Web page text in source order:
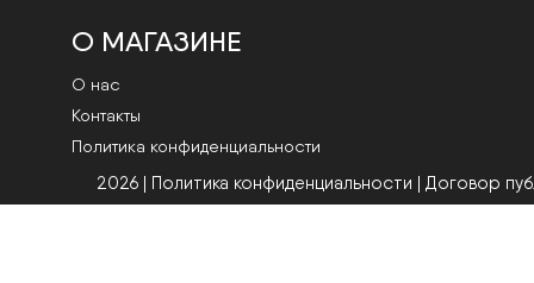
О МАГАЗИНЕ
О нас
Контакты
Политика конфиденциальности
2026 | Политика конфиденциальности | Договор